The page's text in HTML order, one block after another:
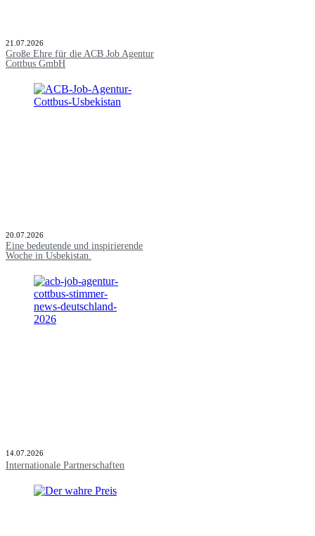
21.07.2026
Große Ehre für die ACB Job Agentur
Cottbus GmbH
20.07.2026
Eine bedeutende und inspirierende
Woche in Usbekistan.
14.07.2026
Internationale Partnerschaften